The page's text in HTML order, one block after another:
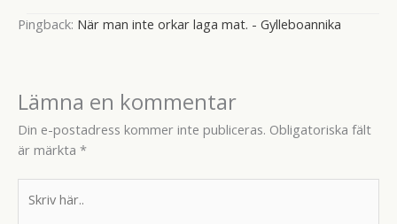
Pingback: När man inte orkar laga mat. - Gylleboannika
Lämna en kommentar
Din e-postadress kommer inte publiceras. Obligatoriska fält
är märkta *
här..